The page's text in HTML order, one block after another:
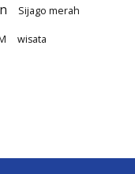
Sijago merah
wisata